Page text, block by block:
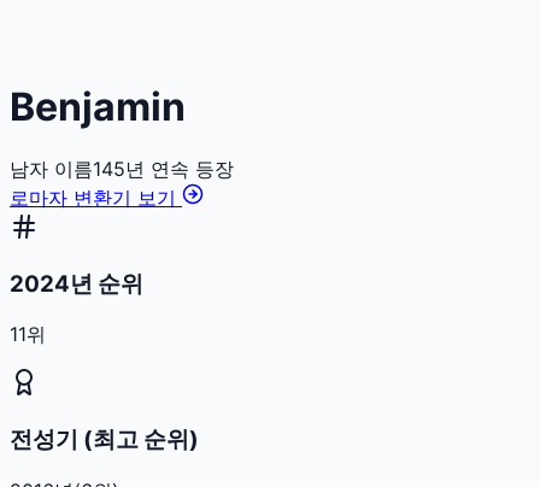
Benjamin
남자 이름145년 연속 등장
로마자 변환기 보기
2024년 순위
11위
전성기 (최고 순위)